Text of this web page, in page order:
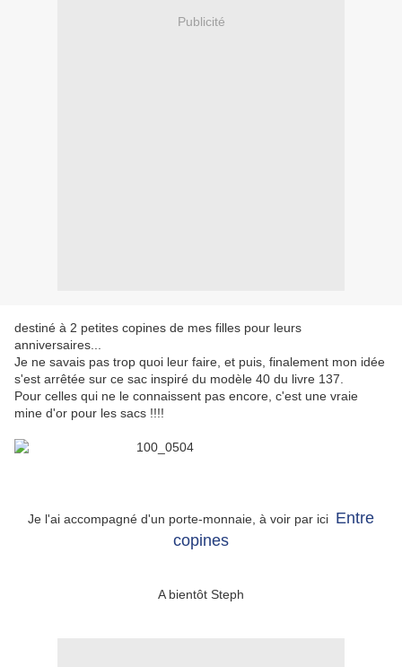
Publicité
destiné à 2 petites copines de mes filles pour leurs
anniversaires...
Je ne savais pas trop quoi leur faire, et puis, finalement mon idée
s'est arrêtée sur ce sac inspiré du modèle 40 du livre 137.
Pour celles qui ne le connaissent pas encore, c'est une vraie
mine d'or pour les sacs !!!!
Je l'ai accompagné d'un porte-monnaie, à voir par ici Entre
copines
A bientôt Steph